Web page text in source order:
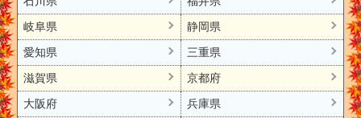
岐阜県
静岡県
愛知県
三重県
滋賀県
京都府
大阪府
兵庫県